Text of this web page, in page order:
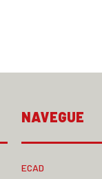
NAVEGUE
ECAD